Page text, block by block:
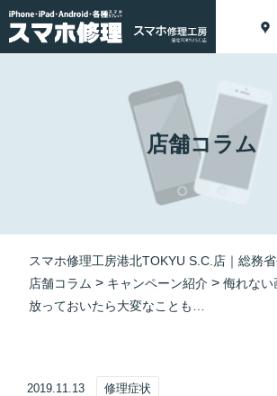
店舗コラム
スマホ修理工房港北TOKYU S.C.店｜総務
店舗コラム > キャンペーン紹介 > 侮れない
放っておいたら大変なことも…
2019.11.13 修理症状